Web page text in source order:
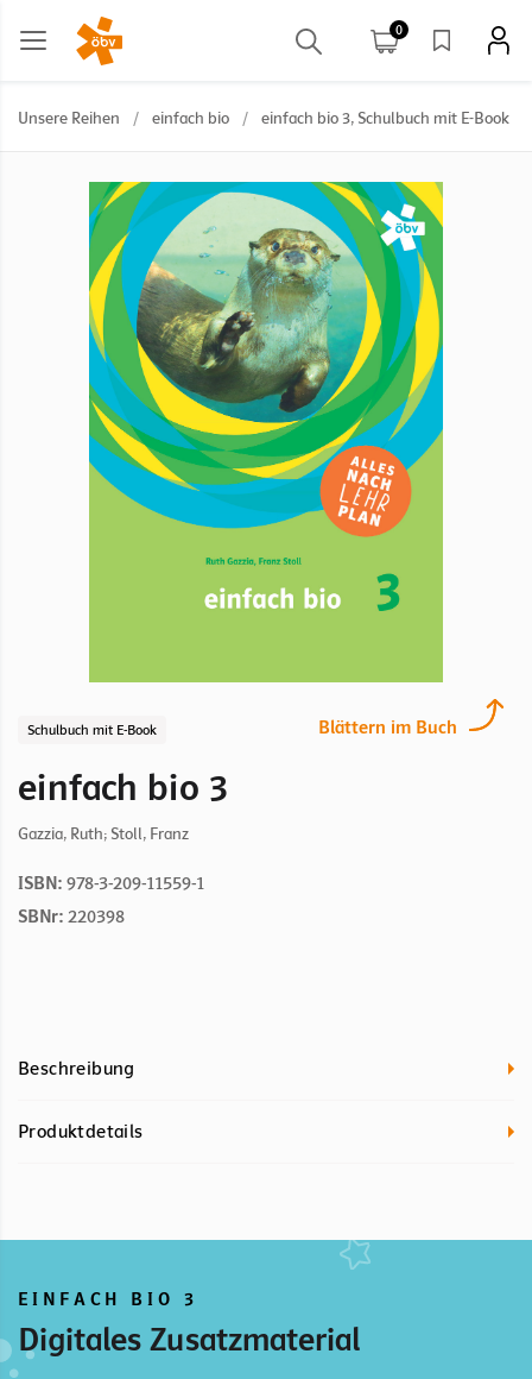
0
Unsere Reihen / einfach bio / einfach bio 3, Schulbuch mit E-Book
Blättern im Buch
Schulbuch mit E-Book
einfach bio 3
Gazzia, Ruth; Stoll, Franz
ISBN: 978-3-209-11559-1
SBNr: 220398
Beschreibung
Produktdetails
EINFACH BIO 3
Digitales Zusatzmaterial